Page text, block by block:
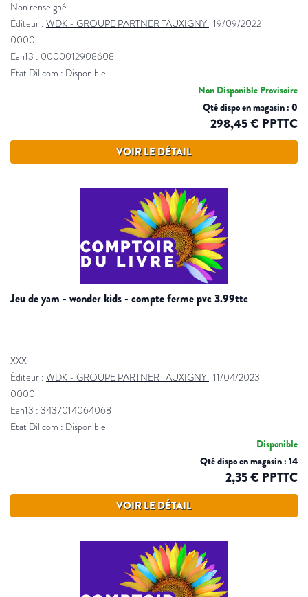
Non renseigné
Éditeur : WDK - GROUPE PARTNER TAUXIGNY | 19/09/2022
0000
Ean13 : 0000012908608
Etat Dilicom : Disponible
Non Disponible Provisoire
Qté dispo en magasin : 0
298,45 € PPTTC
VOIR LE DÉTAIL
jeu de yam - wonder kids - compte ferme pvc 3.99ttc
XXX
Éditeur : WDK - GROUPE PARTNER TAUXIGNY | 11/04/2023
0000
Ean13 : 3437014064068
Etat Dilicom : Disponible
Disponible
Qté dispo en magasin : 14
2,35 € PPTTC
VOIR LE DÉTAIL